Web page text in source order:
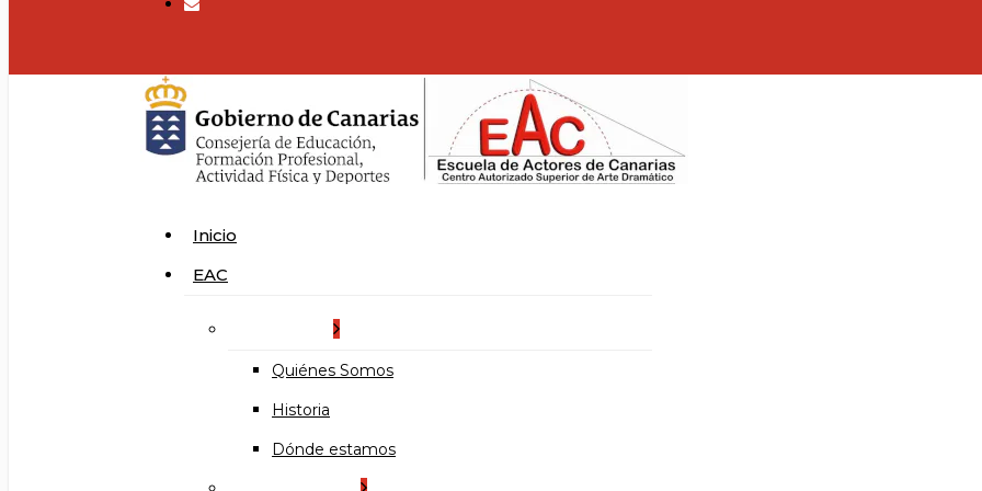
search
Menu
Inicio
EAC
Quiénes Somos
Historia
Dónde estamos